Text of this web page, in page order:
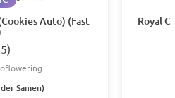
Auto) (Fast
Samen)
Royal